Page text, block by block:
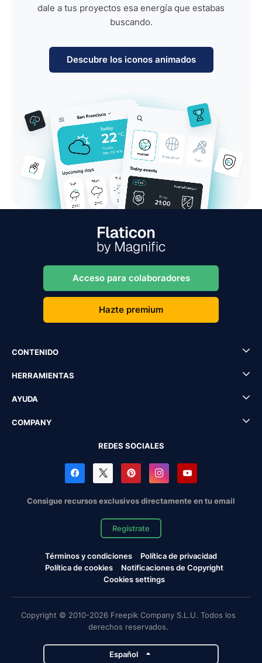
dale a tus proyectos esa energía que estabas
buscando.
Descubre los iconos animados
Acceso para colaboradores
Hazte premium
CONTENIDO
HERRAMIENTAS
AYUDA
COMPANY
REDES SOCIALES
Consigue recursos exclusivos directamente en tu email
Regístrate
Términos y condiciones
Política de privacidad
Política de cookies
Notificaciones de Copyright
Cookies settings
Copyright © 2010-2026 Freepik Company S.L.U. Todos los
derechos reservados.
Español